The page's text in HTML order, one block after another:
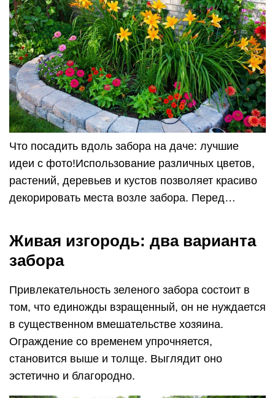
Что посадить вдоль забора на даче: лучшие
идеи с фото!Использование различных цветов,
растений, деревьев и кустов позволяет красиво
декорировать места возле забора. Перед…
Живая изгородь: два варианта
забора
Привлекательность зеленого забора состоит в
том, что единожды взращенный, он не нуждается
в существенном вмешательстве хозяина.
Ограждение со временем упрочняется,
становится выше и толще. Выглядит оно
эстетично и благородно.